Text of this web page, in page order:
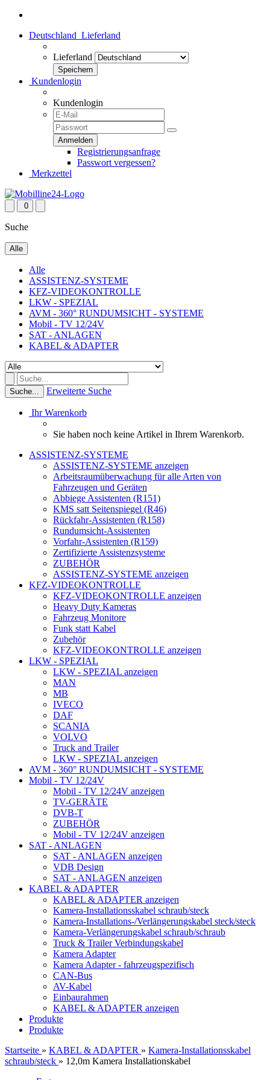
Deutschland Lieferland
Lieferland
Kundenlogin
Kundenlogin
Registrierungsanfrage
Passwort vergessen?
Merkzettel
0
Suche
Alle
Alle
ASSISTENZ-SYSTEME
KFZ-VIDEOKONTROLLE
LKW - SPEZIAL
AVM - 360° RUNDUMSICHT - SYSTEME
Mobil - TV 12/24V
SAT - ANLAGEN
KABEL & ADAPTER
Suche... Erweiterte Suche
Ihr Warenkorb
Sie haben noch keine Artikel in Ihrem Warenkorb.
ASSISTENZ-SYSTEME
ASSISTENZ-SYSTEME anzeigen
Arbeitsraumüberwachung für alle Arten von
Fahrzeugen und Geräten
Abbiege Assistenten (R151)
KMS satt Seitenspiegel (R46)
Rückfahr-Assistenten (R158)
Rundumsicht-Assistenten
Vorfahr-Assistenten (R159)
Zertifizierte Assistenzsysteme
ZUBEHÖR
ASSISTENZ-SYSTEME anzeigen
KFZ-VIDEOKONTROLLE
KFZ-VIDEOKONTROLLE anzeigen
Heavy Duty Kameras
Fahrzeug Monitore
Funk statt Kabel
Zubehör
KFZ-VIDEOKONTROLLE anzeigen
LKW - SPEZIAL
LKW - SPEZIAL anzeigen
MAN
MB
IVECO
DAF
SCANIA
VOLVO
Truck and Trailer
LKW - SPEZIAL anzeigen
AVM - 360° RUNDUMSICHT - SYSTEME
Mobil - TV 12/24V
Mobil - TV 12/24V anzeigen
TV-GERÄTE
DVB-T
ZUBEHÖR
Mobil - TV 12/24V anzeigen
SAT - ANLAGEN
SAT - ANLAGEN anzeigen
VDB Design
SAT - ANLAGEN anzeigen
KABEL & ADAPTER
KABEL & ADAPTER anzeigen
Kamera-Installationsskabel schraub/steck
Kamera-Installations-/Verlängerungskabel steck/steck
Kamera-Verlängerungskabel schraub/schraub
Truck & Trailer Verbindungskabel
Kamera Adapter
Kamera Adapter - fahrzeugspezifisch
CAN-Bus
AV-Kabel
Einbaurahmen
KABEL & ADAPTER anzeigen
Produkte
Produkte
Startseite » KABEL & ADAPTER » Kamera-Installationsskabel
schraub/steck » 12,0m Kamera Installationskabel